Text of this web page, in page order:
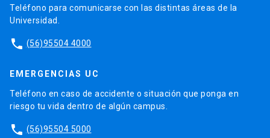
Teléfono para comunicarse con las distintas áreas de la
Universidad.
phone (56)95504 4000
EMERGENCIAS UC
Teléfono en caso de accidente o situación que ponga en
riesgo tu vida dentro de algún campus.
phone (56)95504 5000